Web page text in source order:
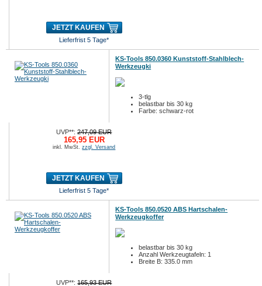
JETZT KAUFEN
Lieferfrist 5 Tage*
KS-Tools 850.0360 Kunststoff-Stahlblech-
Werkzeugki
3-tlg
belastbar bis 30 kg
Farbe: schwarz-rot
UVP**:247,09 EUR
165,95 EUR
inkl. MwSt.zzgl. Versand
JETZT KAUFEN
Lieferfrist 5 Tage*
KS-Tools 850.0520 ABS Hartschalen-
Werkzeugkoffer
belastbar bis 30 kg
Anzahl Werkzeugtafeln: 1
Breite B: 335.0 mm
UVP**:165,93 EUR